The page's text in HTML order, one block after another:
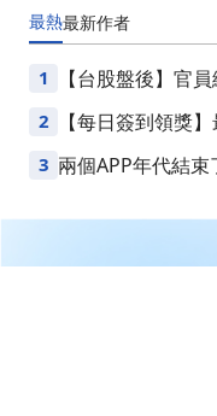
最熱最新作者
1 【台股盤後】官
2
【每日簽到領獎
Points
3 兩個APP年代結